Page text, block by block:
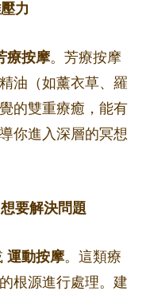
力
療按摩。芳療按摩
油（如薰衣草、羅
的雙重療癒，能有
你進入深層的冥想
要解決問題
運動按摩。這類療
根源進行處理。建